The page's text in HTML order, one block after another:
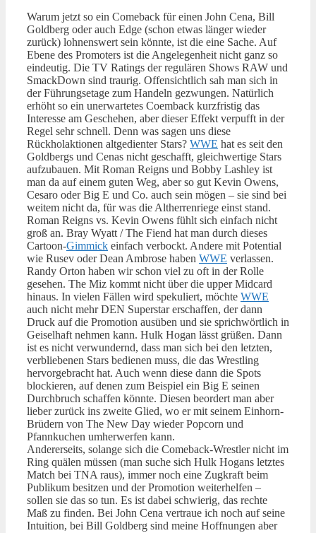
Warum jetzt so ein Comeback für einen John Cena, Bill
Goldberg oder auch Edge (schon etwas länger wieder
zurück) lohnenswert sein könnte, ist die eine Sache. Auf
Ebene des Promoters ist die Angelegenheit nicht ganz so
eindeutig. Die TV Ratings der regulären Shows RAW und
SmackDown sind traurig. Offensichtlich sah man sich in
der Führungsetage zum Handeln gezwungen. Natürlich
erhöht so ein unerwartetes Coemback kurzfristig das
Interesse am Geschehen, aber dieser Effekt verpufft in der
Regel sehr schnell. Denn was sagen uns diese
Rückholaktionen altgedienter Stars? WWE hat es seit den
Goldbergs und Cenas nicht geschafft, gleichwertige Stars
aufzubauen. Mit Roman Reigns und Bobby Lashley ist
man da auf einem guten Weg, aber so gut Kevin Owens,
Cesaro oder Big E und Co. auch sein mögen – sie sind bei
weitem nicht da, für was die Altherrenriege einst stand.
Roman Reigns vs. Kevin Owens fühlt sich einfach nicht
groß an. Bray Wyatt / The Fiend hat man durch dieses
Cartoon-Gimmick einfach verbockt. Andere mit Potential
wie Rusev oder Dean Ambrose haben WWE verlassen.
Randy Orton haben wir schon viel zu oft in der Rolle
gesehen. The Miz kommt nicht über die upper Midcard
hinaus. In vielen Fällen wird spekuliert, möchte WWE
auch nicht mehr DEN Superstar erschaffen, der dann
Druck auf die Promotion ausüben und sie sprichwörtlich in
Geiselhaft nehmen kann. Hulk Hogan lässt grüßen. Dann
ist es nicht verwundernd, dass man sich bei den letzten,
verbliebenen Stars bedienen muss, die das Wrestling
hervorgebracht hat. Auch wenn diese dann die Spots
blockieren, auf denen zum Beispiel ein Big E seinen
Durchbruch schaffen könnte. Diesen beordert man aber
lieber zurück ins zweite Glied, wo er mit seinem Einhorn-
Brüdern von The New Day wieder Popcorn und
Pfannkuchen umherwerfen kann.
Andererseits, solange sich die Comeback-Wrestler nicht im
Ring quälen müssen (man suche sich Hulk Hogans letztes
Match bei TNA raus), immer noch eine Zugkraft beim
Publikum besitzen und der Promotion weiterhelfen –
sollen sie das so tun. Es ist dabei schwierig, das rechte
Maß zu finden. Bei John Cena vertraue ich noch auf seine
Intuition, bei Bill Goldberg sind meine Hoffnungen aber